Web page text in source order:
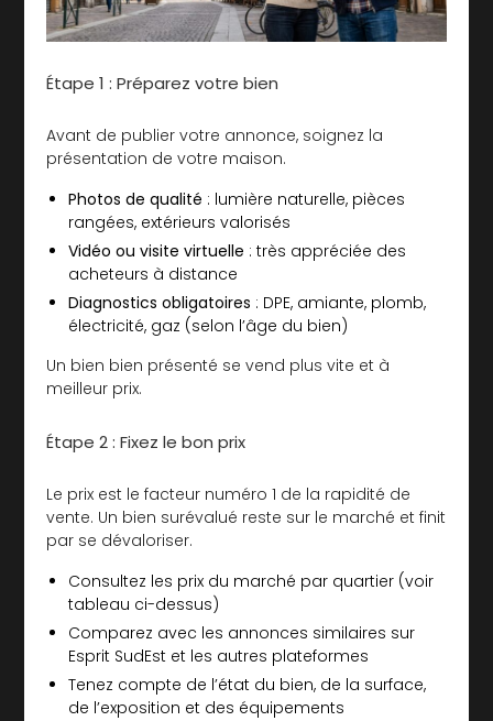
Étape 1 : Préparez votre bien
Avant de publier votre annonce, soignez la
présentation de votre maison.
Photos de qualité : lumière naturelle, pièces
rangées, extérieurs valorisés
Vidéo ou visite virtuelle : très appréciée des
acheteurs à distance
Diagnostics obligatoires : DPE, amiante, plomb,
électricité, gaz (selon l’âge du bien)
Un bien bien présenté se vend plus vite et à
meilleur prix.
Étape 2 : Fixez le bon prix
Le prix est le facteur numéro 1 de la rapidité de
vente. Un bien surévalué reste sur le marché et finit
par se dévaloriser.
Consultez les prix du marché par quartier (voir
tableau ci-dessus)
Comparez avec les annonces similaires sur
Esprit SudEst et les autres plateformes
Tenez compte de l’état du bien, de la surface,
de l’exposition et des équipements